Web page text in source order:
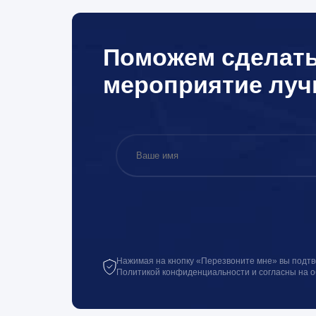
Поможем
мероприятие
Нажимая на кнопку «Перезвоните мне» вы
Политикой конфиденциальности и согласны на